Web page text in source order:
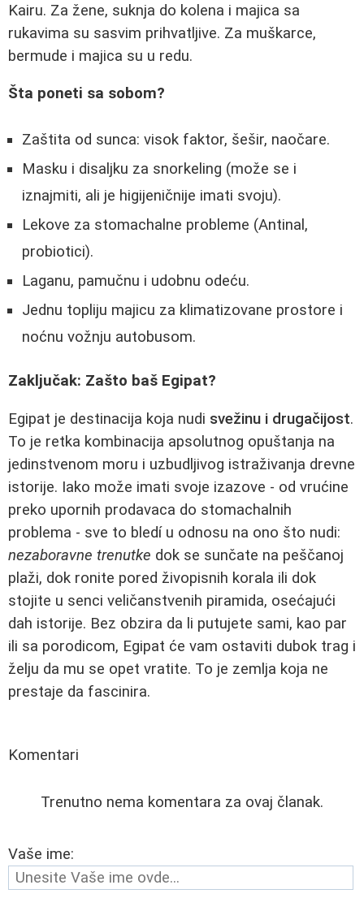
Kairu. Za žene, suknja do kolena i majica sa
rukavima su sasvim prihvatljive. Za muškarce,
bermude i majica su u redu.
Šta poneti sa sobom?
Zaštita od sunca: visok faktor, šešir, naočare.
Masku i disaljku za snorkeling (može se i
iznajmiti, ali je higijeničnije imati svoju).
Lekove za stomachalne probleme (Antinal,
probiotici).
Laganu, pamučnu i udobnu odeću.
Jednu topliju majicu za klimatizovane prostore i
noćnu vožnju autobusom.
Zaključak: Zašto baš Egipat?
Egipat je destinacija koja nudi svežinu i drugačijost.
To je retka kombinacija apsolutnog opuštanja na
jedinstvenom moru i uzbudljivog istraživanja drevne
istorije. Iako može imati svoje izazove - od vrućine
preko upornih prodavaca do stomachalnih
problema - sve to bledí u odnosu na ono što nudi:
nezaboravne trenutke dok se sunčate na peščanoj
plaži, dok ronite pored živopisnih korala ili dok
stojite u senci veličanstvenih piramida, osećajući
dah istorije. Bez obzira da li putujete sami, kao par
ili sa porodicom, Egipat će vam ostaviti dubok trag i
želju da mu se opet vratite. To je zemlja koja ne
prestaje da fascinira.
Komentari
Trenutno nema komentara za ovaj članak.
Vaše ime: